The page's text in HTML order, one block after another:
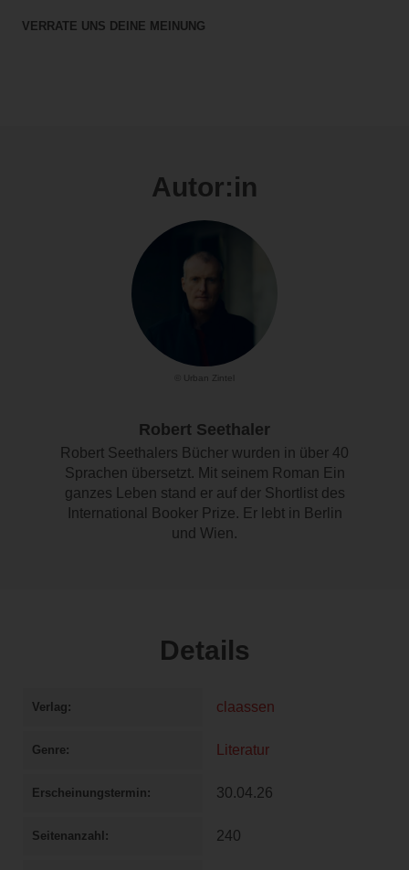
VERRATE UNS DEINE MEINUNG
Autor:in
© Urban Zintel
Robert Seethaler
Robert Seethalers Bücher wurden in über 40
Sprachen übersetzt. Mit seinem Roman Ein
ganzes Leben stand er auf der Shortlist des
International Booker Prize. Er lebt in Berlin
und Wien.
Details
Verlag claassen
Genre Literatur
Erscheinungstermin 30.04.26
Seitenanzahl 240